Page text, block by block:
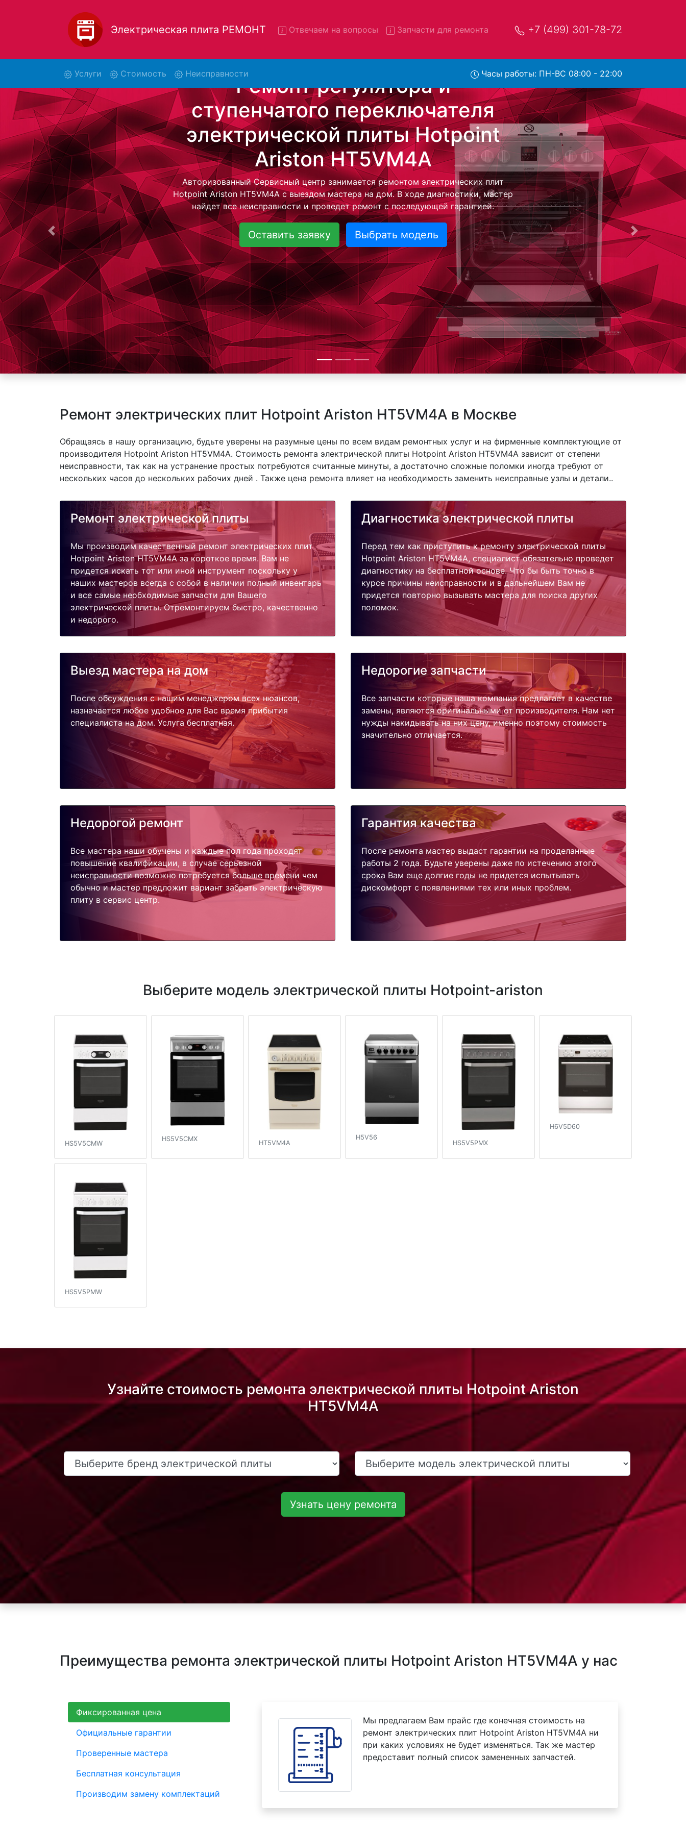
Электрическая плита РЕМОНТ Отвечаем на вопросы Запчасти для ремонта +7 (499) 301-78-72
Услуги (current)Стоимость Неисправности Часы работы: ПН-ВС 08:00 - 22:00
Ремонт электрических плит Hotpoint
Ariston HT5VM4A с вывозом в сервис
Ремонт электрических плит Hotpoint Ariston HT5VM4A с вывозом в сервисный
центр и обратно - с помощью нашей бесплатной услуги, специалист заберет Ваш
электрическую плиту для дальнейшего более детального ремонта. Оговоренная
стоимость ремонта останется неизменно при возвращении видеотехники обратно.
Оставить заявку Выбрать модель
Предыдущая Следующая
Ремонт электрических плит Hotpoint Ariston HT5VM4A в Москве
Обращаясь в нашу организацию, будьте уверены на разумные цены по всем видам ремонтных услуг и на фирменные комплектующие от
производителя Hotpoint Ariston HT5VM4A. Стоимость ремонта электрической плиты Hotpoint Ariston HT5VM4A зависит от степени
неисправности, так как на устранение простых потребуются считанные минуты, а достаточно сложные поломки иногда требуют от
нескольких часов до нескольких рабочих дней . Также цена ремонта влияет на необходимость заменить неисправные узлы и детали..
Ремонт электрической плиты
Мы производим качественный ремонт электрических плит
Hotpoint Ariston HT5VM4A за короткое время. Вам не
придется искать тот или иной инструмент поскольку у
наших мастеров всегда с собой в наличии полный инвентарь
и все самые необходимые запчасти для Вашего
электрической плиты. Отремонтируем быстро, качественно
и недорого.
Диагностика электрической плиты
Перед тем как приступить к ремонту электрической плиты
Hotpoint Ariston HT5VM4A, специалист обязательно проведет
диагностику на бесплатной основе. Что бы быть точно в
курсе причины неисправности и в дальнейшем Вам не
придется повторно вызывать мастера для поиска других
поломок.
Выезд мастера на дом
После обсуждения с нашим менеджером всех нюансов,
назначается любое удобное для Вас время прибытия
специалиста на дом. Услуга бесплатная.
Недорогие запчасти
Все запчасти которые наша компания предлагает в качестве
замены, являются оригинальными от производителя. Нам нет
нужды накидывать на них цену, именно поэтому стоимость
значительно отличается.
Недорогой ремонт
Все мастера наши обучены и каждые пол года проходят
повышение квалификации, в случае серьезной
неисправности возможно потребуется больше времени чем
обычно и мастер предложит вариант забрать электрическую
плиту в сервис центр.
Гарантия качества
После ремонта мастер выдаст гарантии на проделанные
работы 2 года. Будьте уверены даже по истечению этого
срока Вам еще долгие годы не придется испытывать
дискомфорт с появлениями тех или иных проблем.
Выберите модель электрической плиты Hotpoint-ariston
HS5V5CMW
HS5V5CMX
HT5VM4A
H5V56
HS5V5PMX
H6V5D60
HS5V5PMW
Узнайте стоимость ремонта электрической плиты Hotpoint Ariston
HT5VM4A
Узнать цену ремонта
Преимущества ремонта электрической плиты Hotpoint Ariston HT5VM4A у нас
Фиксированная цена
Официальные гарантии
Проверенные мастера
Бесплатная консультация
Производим замену комплектаций
Мы предлагаем Вам прайс где конечная стоимость на
ремонт электрических плит Hotpoint Ariston HT5VM4A ни
при каких условиях не будет изменяться. Так же мастер
предоставит полный список замененных запчастей.